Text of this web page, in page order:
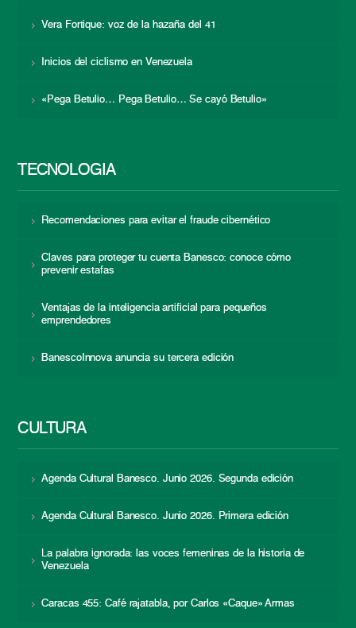
Vera Fortique: voz de la hazaña del 41
Inicios del ciclismo en Venezuela
«Pega Betulio… Pega Betulio… Se cayó Betulio»
TECNOLOGÍA
Recomendaciones para evitar el fraude cibernético
Claves para proteger tu cuenta Banesco: conoce cómo
prevenir estafas
Ventajas de la inteligencia artificial para pequeños
emprendedores
BanescoInnova anuncia su tercera edición
CULTURA
Agenda Cultural Banesco. Junio 2026. Segunda edición
Agenda Cultural Banesco. Junio 2026. Primera edición
La palabra ignorada: las voces femeninas de la historia de
Venezuela
Caracas 455: Café rajatabla, por Carlos «Caque» Armas